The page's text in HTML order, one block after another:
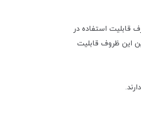
می شود تا این ظرف قابلیت استفاده در
این ظروف قابلیت